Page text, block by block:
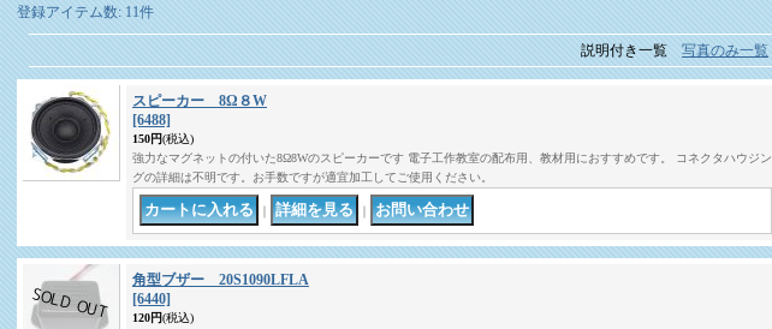
登録アイテム数: 11件
説明付き一覧 写真のみ一覧
スピーカー 8Ω８W
[6488]
150円(税込)
強力なマグネットの付いた8Ω8Wのスピーカーです 電子工作教室の配布用、教材用におすすめです。 コネクタハウジン
グの詳細は不明です。お手数ですが適宜加工してご使用ください。
｜ ｜
角型ブザー 20S1090LFLA
[6440]
120円(税込)